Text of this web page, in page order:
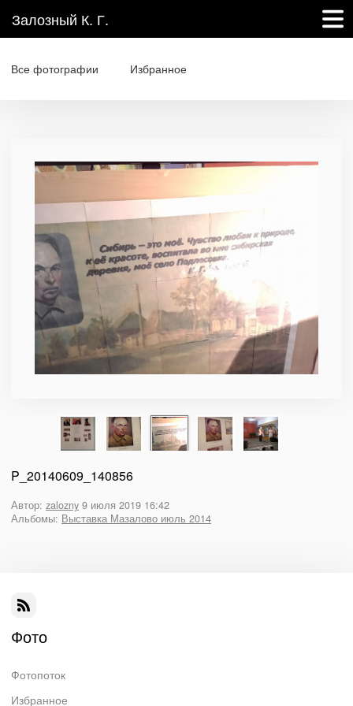
Залозный К. Г.
Все фотографии Избранное
P_20140609_140856
Автор: zalozny 9 июля 2019 16:42
Альбомы: Выставка Мазалово июль 2014
Фото
Фотопоток
Избранное